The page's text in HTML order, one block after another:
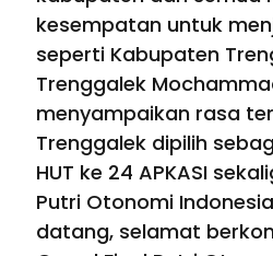
kesempatan untuk
seperti Kabupaten
Trenggalek
menyampaikan rasa
Trenggalek dipilih
HUT ke 24 APKASI
Putri Otonomi
datang, selamat